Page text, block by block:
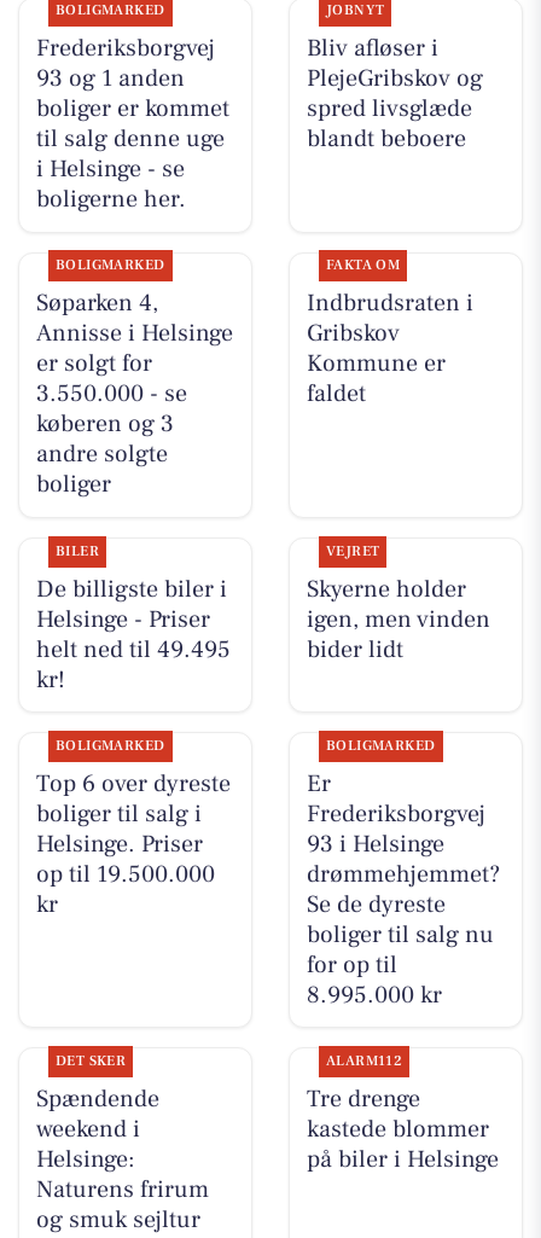
BOLIGMARKED
Frederiksborgvej
93 og 1 anden
boliger er kommet
til salg denne uge
i Helsinge - se
boligerne her.
JOBNYT
Bliv afløser i
PlejeGribskov og
spred livsglæde
blandt beboere
BOLIGMARKED
Søparken 4,
Annisse i Helsinge
er solgt for
3.550.000 - se
køberen og 3
andre solgte
boliger
FAKTA OM
Indbrudsraten i
Gribskov
Kommune er
faldet
BILER
De billigste biler i
Helsinge - Priser
helt ned til 49.495
kr!
VEJRET
Skyerne holder
igen, men vinden
bider lidt
BOLIGMARKED
Top 6 over dyreste
boliger til salg i
Helsinge. Priser
op til 19.500.000
kr
BOLIGMARKED
Er
Frederiksborgvej
93 i Helsinge
drømmehjemmet?
Se de dyreste
boliger til salg nu
for op til
8.995.000 kr
DET SKER
Spændende
weekend i
Helsinge:
Naturens frirum
og smuk sejltur
ALARM112
Tre drenge
kastede blommer
på biler i Helsinge